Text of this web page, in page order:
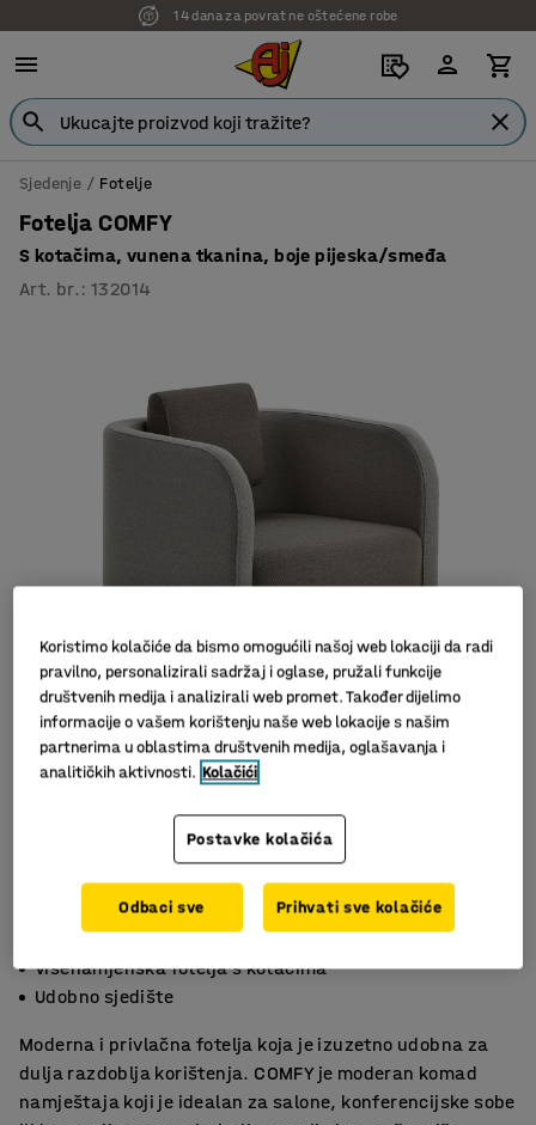
14 dana za povrat ne oštećene robe
7 godina garancije
Sjedenje Fotelje
Fotelja COMFY
S kotačima, vunena tkanina, boje pijeska/smeđa
Art. br. :132014
Izdržljiva tkanina
Višenamjenska fotelja s kotačima
Udobno sjedište
Moderna i privlačna fotelja koja je izuzetno udobna za
dulja razdoblja korištenja. COMFY je moderan komad
namještaja koji je idealan za salone, konferencijske sobe
Koristimo kolačiće da bismo omogućili našoj web lokaciji da radi
pravilno, personalizirali sadržaj i oglase, pružali funkcije
društvenih medija i analizirali web promet. Također dijelimo
informacije o vašem korištenju naše web lokacije s našim
partnerima u oblastima društvenih medija, oglašavanja i
analitičkih aktivnosti. Kolačići
Postavke kolačića
Odbaci sve Prihvati sve kolačiće